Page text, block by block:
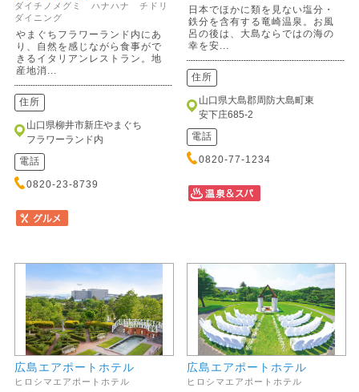
ダイチノメグミ ハナハナ チドリ
ダイニング
やまぐちフラワーランド内にあ
り、自然を感じながら食事がで
きるイタリアンレストラン。地
産地消...
住所
山口県柳井市新庄やまぐち
フラワーランド内
電話
0820-23-8739
日本でほかに類を見ない塩分・
鉄分を含有する竜崎温泉。お風
呂の後は、大島ならではの海の
幸を安...
住所
山口県大島郡周防大島町東
安下庄685-2
電話
0820-77-1234
広島エアポートホテル
ヒロシマエアポートホテル
広島エアポートホテル
ヒロシマエアポートホテル